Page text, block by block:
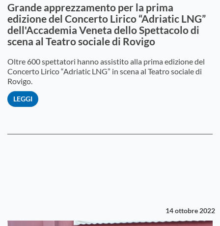
Grande apprezzamento per la prima
edizione del Concerto Lirico “Adriatic LNG”
dell'Accademia Veneta dello Spettacolo di
scena al Teatro sociale di Rovigo
Oltre 600 spettatori hanno assistito alla prima edizione del
Concerto Lirico “Adriatic LNG” in scena al Teatro sociale di
Rovigo.
LEGGI
14 ottobre 2022